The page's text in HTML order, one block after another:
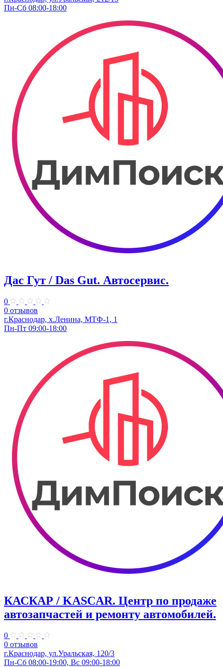
Пн-Сб 08:00-18:00
Дас Гут / Das Gut. Автосервис.
0
0 отзывов
г.Краснодар, х.Ленина, МТФ-1, 1
Пн-Пт 09:00-18:00
КАСКАР / KASCAR. ​Центр по продаже
автозапчастей и ремонту автомобилей.
0
0 отзывов
г.Краснодар, ул.Уральская, 120/3
Пн-Сб 08:00-19:00, Вс 09:00-18:00